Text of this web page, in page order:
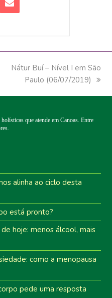
next
post:
Nátur Buí – Nível I em São
Paulo (06/07/2019)
que atende em Canoas. Entre
alinha ao ciclo desta
está pronto?
hoje: menos álcool, mais
como a menopausa
pede uma resposta